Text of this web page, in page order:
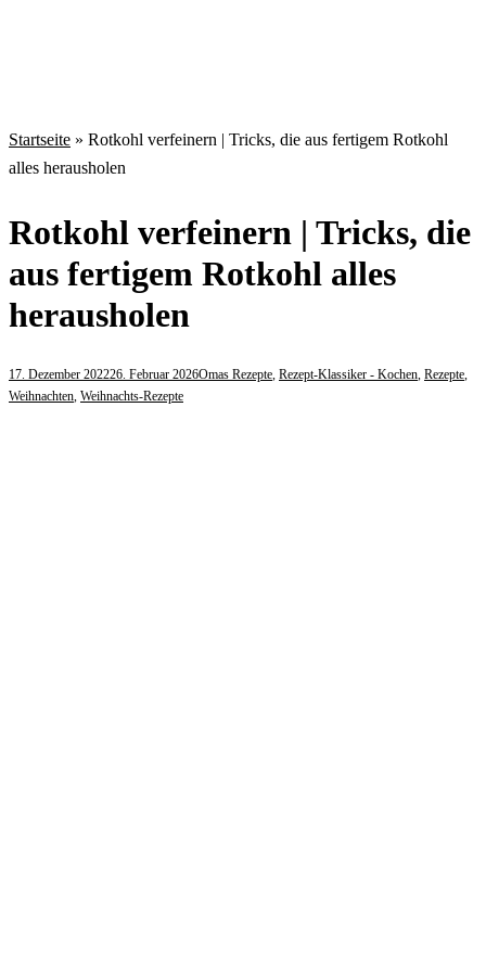
Startseite » Rotkohl verfeinern | Tricks, die aus fertigem Rotkohl
alles herausholen
Rotkohl verfeinern | Tricks, die
aus fertigem Rotkohl alles
herausholen
17. Dezember 202226. Februar 2026Omas Rezepte, Rezept-Klassiker - Kochen, Rezepte,
Weihnachten, Weihnachts-Rezepte